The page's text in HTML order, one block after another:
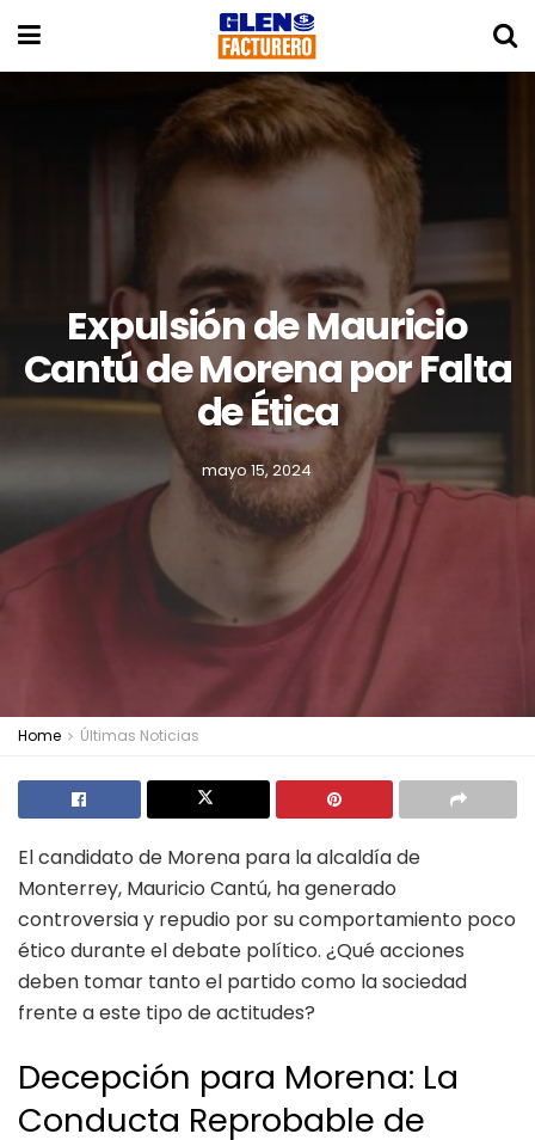
Expulsión de Mauricio
Cantú de Morena por Falta
de Ética
mayo 15, 2024
Home Últimas Noticias
El candidato de Morena para la alcaldía de
Monterrey, Mauricio Cantú, ha generado
controversia y repudio por su comportamiento poco
ético durante el debate político. ¿Qué acciones
deben tomar tanto el partido como la sociedad
frente a este tipo de actitudes?
Decepción para Morena: La
Conducta Reprobable de